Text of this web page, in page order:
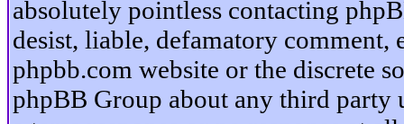
absolutely pointless contacting
desist, liable, defamatory
phpbb.com website or the discrete
phpBB Group about any third party